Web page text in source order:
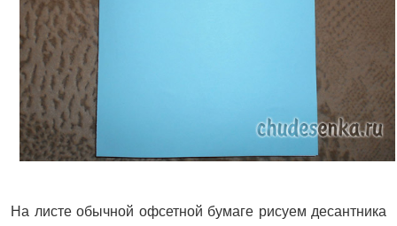
На листе обычной офсетной бумаге рисуем десантника